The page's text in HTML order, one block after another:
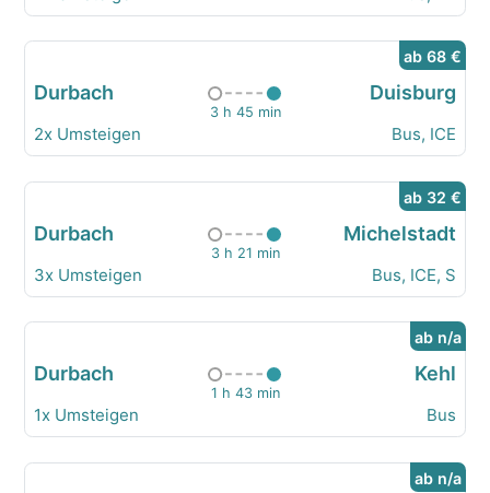
ab 68 €
Durbach
3 h 45 min
Duisburg
2x Umsteigen Bus, ICE
ab 32 €
Durbach
3 h 21 min
Michelstadt
3x Umsteigen Bus, ICE, S
ab n/a
Durbach
1 h 43 min
Kehl
1x Umsteigen Bus
ab n/a